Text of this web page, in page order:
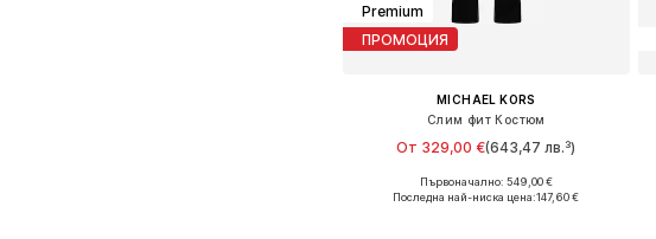
Premium
ПРОМОЦИЯ
MICHAEL KORS
Слим фит Костюм
От 329,00 €(643,47 лв.³)
Налични размери: 46, 48, 56, 58, 94, 106
Първоначално: 549,00 €
Последна най-ниска цена:147,60 €